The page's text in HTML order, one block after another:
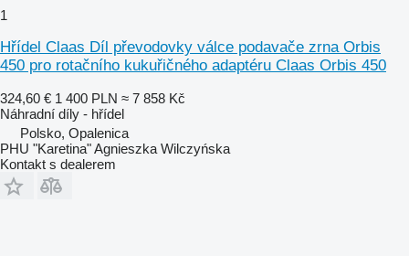
1
Hřídel Claas Díl převodovky válce podavače zrna Orbis
450 pro rotačního kukuřičného adaptéru Claas Orbis 450
324,60 € 1 400 PLN ≈ 7 858 Kč
Náhradní díly - hřídel
Polsko, Opalenica
PHU "Karetina" Agnieszka Wilczyńska
Kontakt s dealerem